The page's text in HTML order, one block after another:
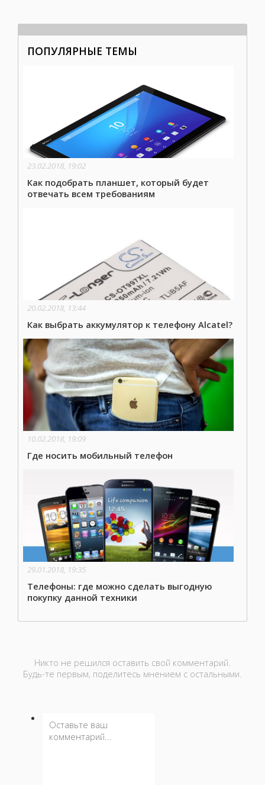
ПОПУЛЯРНЫЕ ТЕМЫ
23.02.2018, 19:02
Как подобрать планшет, который будет
отвечать всем требованиям
20.02.2018, 13:44
Как выбрать аккумулятор к телефону Alcatel?
10.02.2018, 19:09
Где носить мобильный телефон
29.01.2018, 19:35
Телефоны: где можно сделать выгодную
покупку данной техники
Никто не решился оставить свой комментарий.
Будь-те первым, поделитесь мнением с остальными.